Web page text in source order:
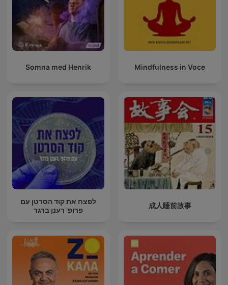
Somna med Henrik Mindfulness in Voce
לפצח את קוד הסרטן עם
פרופ' רענן ברגר
成人睡前故事